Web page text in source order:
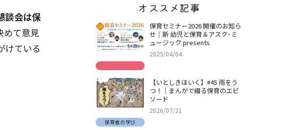
談会は保
めて意見
けている
オススメ記事
保育セミナー2026 開催のお知ら
せ｜新 幼児と保育＆アスク･ミ
ュージック presents
2025/04/04
【いとしきほいく】#45 雨をう
つ！｜まんがで綴る保育のエピ
ソード
2026/07/21
保育者の学び